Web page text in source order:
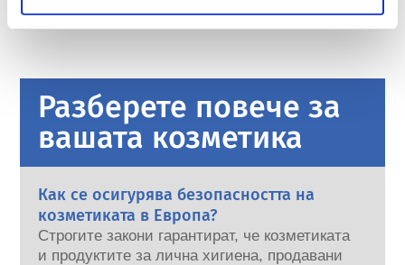
разпоредби.
Разберете повече за
вашата козметика
Как се осигурява безопасността на
козметиката в Европа?
Строгите закони гарантират, че козметиката
и продуктите за лична хигиена, продавани